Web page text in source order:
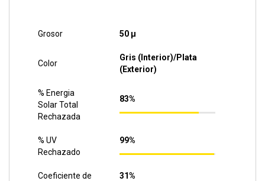
Grosor 50 µ
Color
Gris (Interior)/Plata
(Exterior)
% Energia
Solar Total
Rechazada
83%
% UV
Rechazado
99%
Coeficiente de
31%